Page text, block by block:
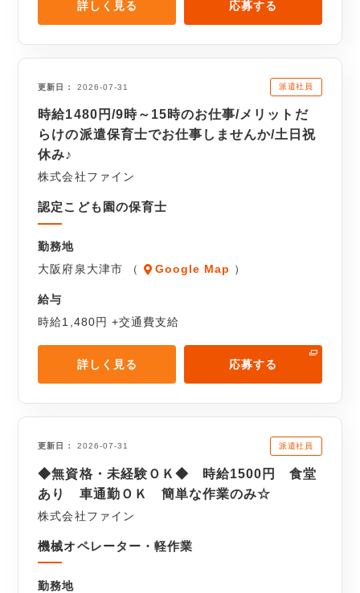
詳しく見る 応募する
更新日 2026-07-31 派遣社員
時給1480円/9時～15時のお仕事/メリットだ
らけの派遣保育士でお仕事しませんか/土日祝
休み♪
株式会社ファイン
認定こども園の保育士
勤務地
大阪府泉大津市 （
Google Map ）
給与
時給1,480円 +交通費支給
詳しく見る 応募する
更新日 2026-07-31 派遣社員
◆無資格・未経験ＯＫ◆ 時給1500円 食堂
あり 車通勤ＯＫ 簡単な作業のみ☆
株式会社ファイン
機械オペレーター・軽作業
勤務地